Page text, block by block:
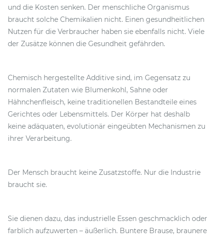
und die Kosten senken. Der menschliche Organismus
braucht solche Chemikalien nicht. Einen gesundheitlichen
Nutzen für die Verbraucher haben sie ebenfalls nicht. Viele
der Zusätze können die Gesundheit gefährden.
Chemisch hergestellte Additive sind, im Gegensatz zu
normalen Zutaten wie Blumenkohl, Sahne oder
Hähnchenfleisch, keine traditionellen Bestandteile eines
Gerichtes oder Lebensmittels. Der Körper hat deshalb
keine adäquaten, evolutionär eingeübten Mechanismen zu
ihrer Verarbeitung.
Der Mensch braucht keine Zusatzstoffe. Nur die Industrie
braucht sie.
Sie dienen dazu, das industrielle Essen geschmacklich oder
farblich aufzuwerten – äußerlich. Buntere Brause, braunere